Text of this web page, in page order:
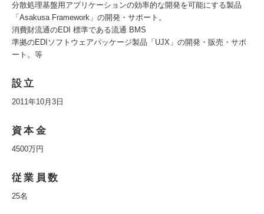
分散処理基盤用アプリケーションの効率的な開発を可能にする製品
「Asakusa Framework」の開発・サポート。
消費財流通のEDI 標準である流通 BMS
準拠のEDIソフトウェアパッケージ製品「UJX」の開発・販売・サポ
ート。等
設立
2011年10月3日
資本金
4500万円
従業員数
25名